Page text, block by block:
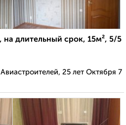
на длительный срок, 15м², 5/5
25 лет Октября 7